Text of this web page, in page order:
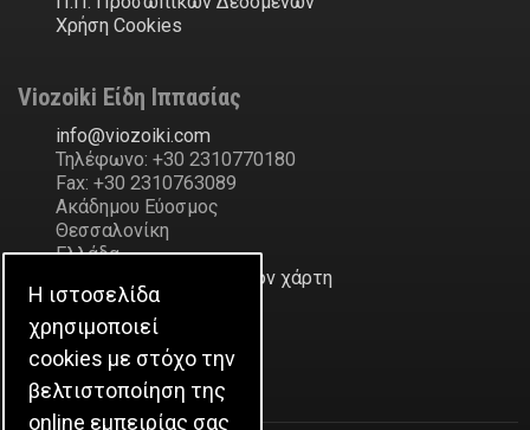
Χρήση Cookies
Viozoiki Είδη Ιππασίας
moc
.
ikiozoiv
@
ofni
Τηλέφωνο: +30 2310770180
Fax: +30 2310763089
Ακάδημου Εύοσμος
Θεσσαλονίκη
Ελλάδα
Δείξε την διεύθυνση στον χάρτη
Η Εταιρεία
Ιστορικό
Η ιστοσελίδα
χρησιμοποιεί
cookies με στόχο την
βελτιστοποίηση της
online εμπειρίας σας